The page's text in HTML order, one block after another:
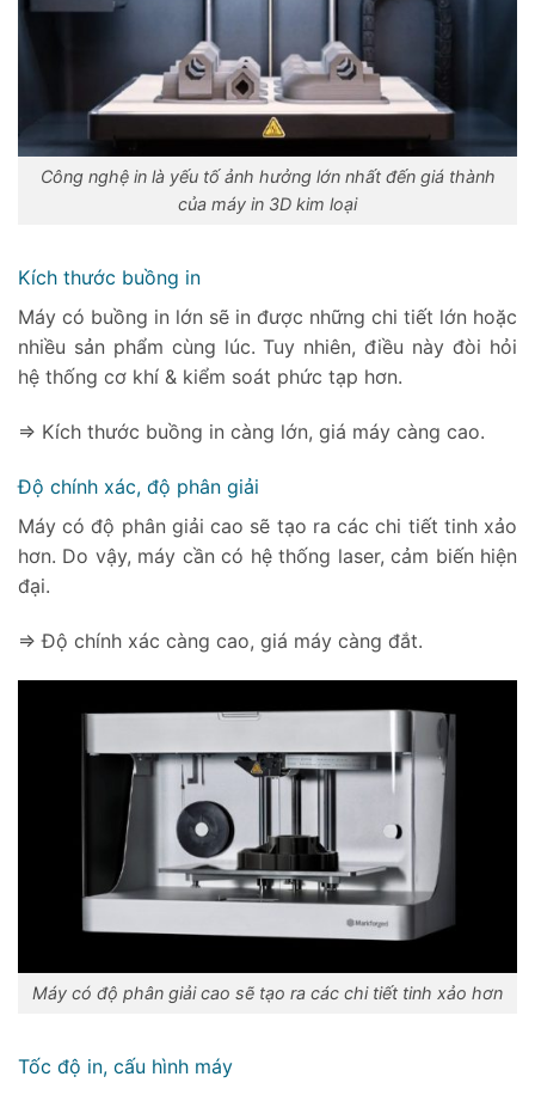
Công nghệ in là yếu tố ảnh hưởng lớn nhất đến giá thành
của máy in 3D kim loại
Kích thước buồng in
Máy có buồng in lớn sẽ in được những chi tiết lớn hoặc
nhiều sản phẩm cùng lúc. Tuy nhiên, điều này đòi hỏi
hệ thống cơ khí & kiểm soát phức tạp hơn.
=> Kích thước buồng in càng lớn, giá máy càng cao.
Độ chính xác, độ phân giải
Máy có độ phân giải cao sẽ tạo ra các chi tiết tinh xảo
hơn. Do vậy, máy cần có hệ thống laser, cảm biến hiện
đại.
=> Độ chính xác càng cao, giá máy càng đắt.
Máy có độ phân giải cao sẽ tạo ra các chi tiết tinh xảo hơn
Tốc độ in, cấu hình máy